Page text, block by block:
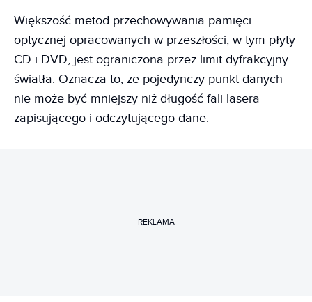
Większość metod przechowywania pamięci
optycznej opracowanych w przeszłości, w tym płyty
CD i DVD, jest ograniczona przez limit dyfrakcyjny
światła. Oznacza to, że pojedynczy punkt danych
nie może być mniejszy niż długość fali lasera
zapisującego i odczytującego dane.
REKLAMA